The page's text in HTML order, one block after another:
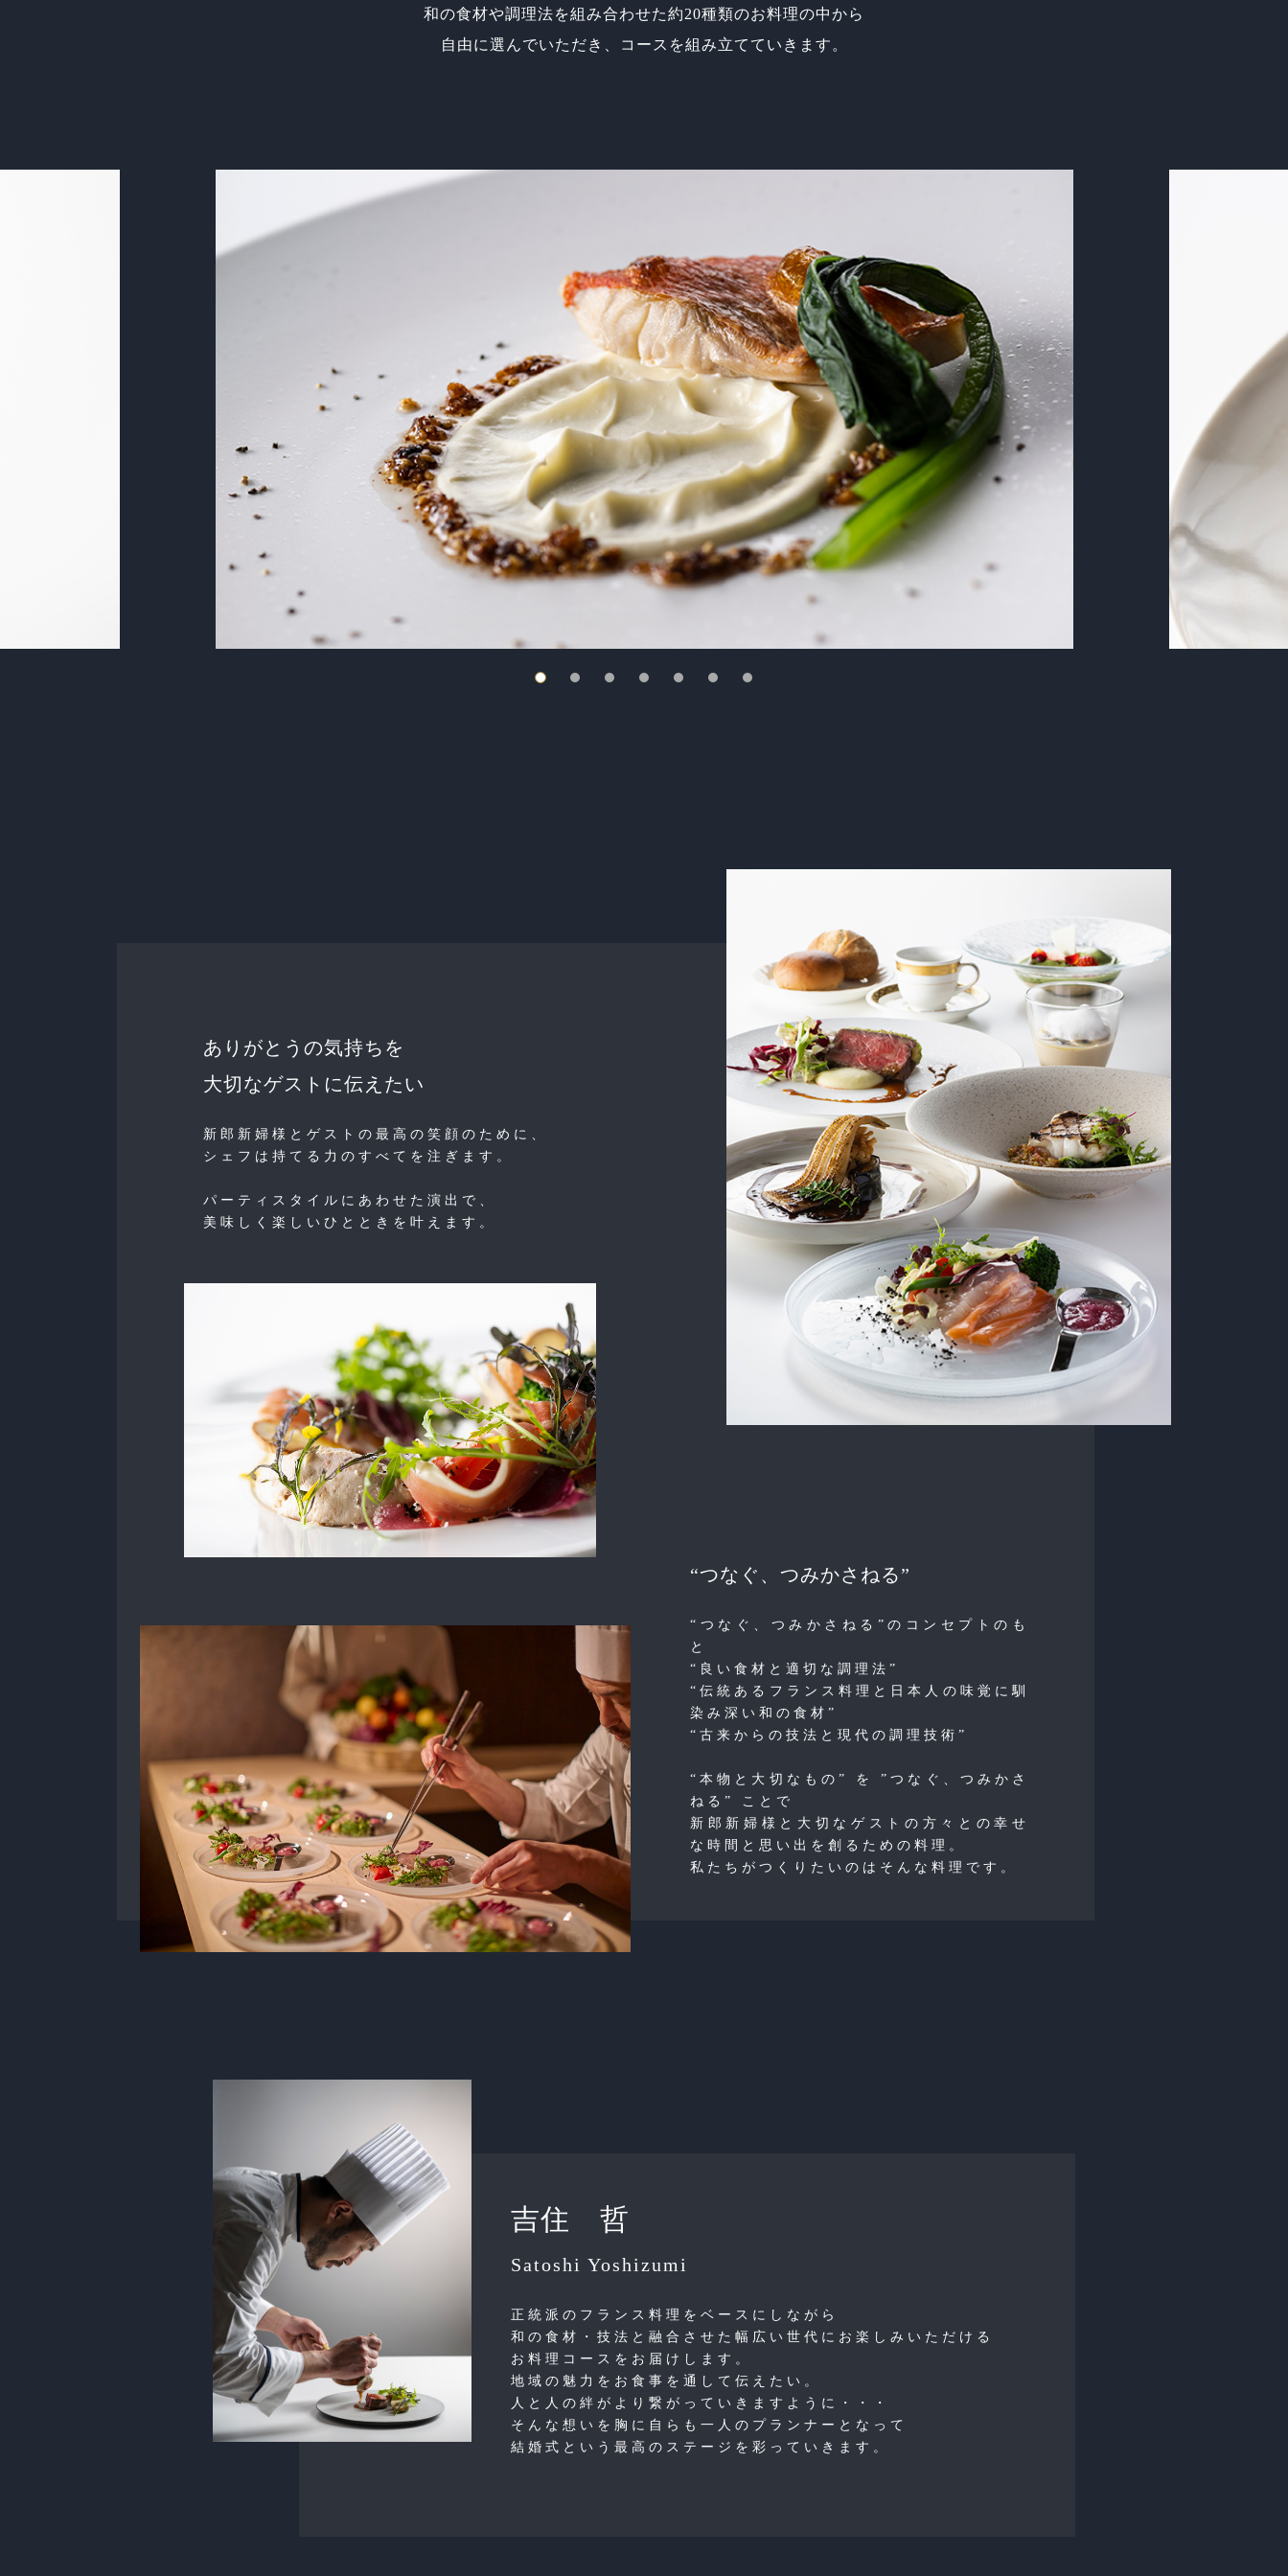
和の食材や調理法を組み合わせた約20種類のお料理の中から
自由に選んでいただき、
コースを組み立てていきます。
ありがとうの気持ちを
大切なゲストに伝えたい
新郎新婦様とゲストの最高の笑顔のために、
シェフは持てる力のすべてを注ぎます。
パーティスタイルにあわせた演出で、
美味しく楽しいひとときを叶えます。
“つなぐ、つみかさねる”
“つなぐ、つみかさねる”のコンセプトのも
と
“良い食材と適切な調理法”
“伝統あるフランス料理と日本人の味覚に馴
染み深い和の食材”
“古来からの技法と現代の調理技術”
“本物と大切なもの” を ”つなぐ、つみかさ
ねる” ことで
新郎新婦様と大切なゲストの方々との幸せ
な時間と思い出を創るための料理。
私たちがつくりたいのはそんな料理です。
吉住 哲
Satoshi Yoshizumi
正統派のフランス料理をベースにしながら
和の食材・技法と融合させた幅広い世代にお楽しみいただける
お料理コースをお届けします。
地域の魅力をお食事を通して伝えたい。
人と人の絆がより繋がっていきますように・・・
そんな想いを胸に自らも一人のプランナーとなって
結婚式という最高のステージを彩っていきます。